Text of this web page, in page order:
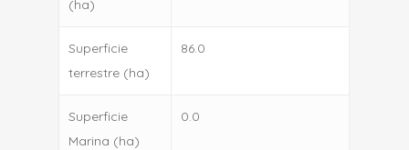
(ha)
Superficie
terrestre (ha)
86.0
Superficie
Marina (ha)
0.0